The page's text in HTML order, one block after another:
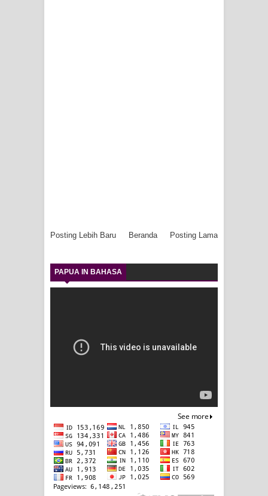
Posting Lebih Baru Posting Lama
Beranda
PAPUA IN BAHASA